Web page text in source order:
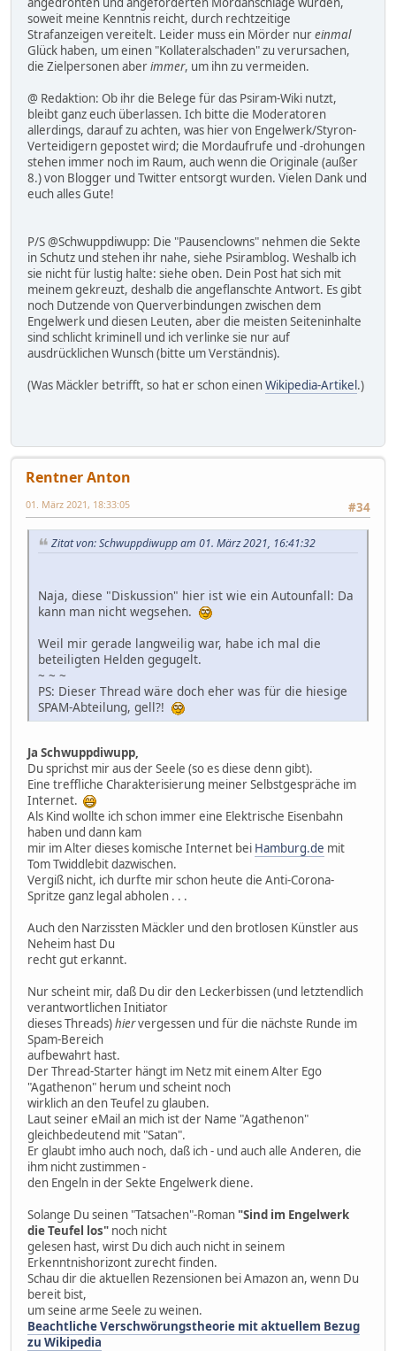
soweit meine Kenntnis reicht, durch rechtzeitige
Strafanzeigen vereitelt. Leider muss ein Mörder nureinmal
Glück haben, um einen "Kollateralschaden" zu verursachen,
die Zielpersonen aberimmer, um ihn zu vermeiden.
@ Redaktion: Ob ihr die Belege für das Psiram-Wiki nutzt,
bleibt ganz euch überlassen. Ich bitte die Moderatoren
allerdings, darauf zu achten, was hier von Engelwerk/Styron-
Verteidigern gepostet wird; die Mordaufrufe und -drohungen
stehen immer noch im Raum, auch wenn die Originale (außer
8.) von Blogger und Twitter entsorgt wurden. Vielen Dank und
euch alles Gute!
P/S @Schwuppdiwupp: Die "Pausenclowns" nehmen die Sekte
in Schutz und stehen ihr nahe, siehe Psiramblog. Weshalb ich
sie nicht für lustig halte: siehe oben. Dein Post hat sich mit
meinem gekreuzt, deshalb die angeflanschte Antwort. Es gibt
noch Dutzende von Querverbindungen zwischen dem
Engelwerk und diesen Leuten, aber die meisten Seiteninhalte
sind schlicht kriminell und ich verlinke sie nur auf
ausdrücklichen Wunsch (bitte um Verständnis).
(Was Mäckler betrifft, so hat er schon einenWikipedia-Artikel.)
Rentner Anton
#34
01. März 2021, 18:33:05
Zitat von: Schwuppdiwupp am 01. März 2021, 16:41:32
Naja, diese "Diskussion" hier ist wie ein Autounfall: Da
kann man nicht wegsehen.
Weil mir gerade langweilig war, habe ich mal die
beteiligten Helden gegugelt.
~ ~ ~
PS: Dieser Thread wäre doch eher was für die hiesige
SPAM-Abteilung, gell?!
Ja Schwuppdiwupp,
Du sprichst mir aus der Seele (so es diese denn gibt).
Eine treffliche Charakterisierung meiner Selbstgespräche im
Internet.
Als Kind wollte ich schon immer eine Elektrische Eisenbahn
haben und dann kam
mir im Alter dieses komische Internet bei Hamburg.de mit
Tom Twiddlebit dazwischen.
Vergiß nicht, ich durfte mir schon heute die Anti-Corona-
Spritze ganz legal abholen . . .
Auch den Narzissten Mäckler und den brotlosen Künstler aus
Neheim hast Du
recht gut erkannt.
Nur scheint mir, daß Du dir den Leckerbissen (und letztendlich
verantwortlichen Initiator
dieses Threads)hiervergessen und für die nächste Runde im
Spam-Bereich
aufbewahrt hast.
Der Thread-Starter hängt im Netz mit einem Alter Ego
"Agathenon" herum und scheint noch
wirklich an den Teufel zu glauben.
Laut seiner eMail an mich ist der Name "Agathenon"
gleichbedeutend mit "Satan".
Er glaubt imho auch noch, daß ich - und auch alle Anderen, die
ihm nicht zustimmen -
den Engeln in der Sekte Engelwerk diene.
Solange Du seinen "Tatsachen"-Roman "Sind im Engelwerk
die Teufel los" noch nicht
gelesen hast, wirst Du dich auch nicht in seinem
Erkenntnishorizont zurecht finden.
Schau dir die aktuellen Rezensionen bei Amazon an, wenn Du
bereit bist,
um seine arme Seele zu weinen.
Beachtliche Verschwörungstheorie mit aktuellem Bezug
zu Wikipedia